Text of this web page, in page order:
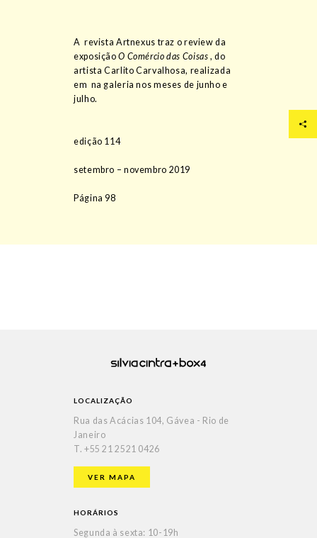
A revista Artnexus traz o review da
exposiçãoO Comércio das Coisas , do
artista Carlito Carvalhosa, realizada
em na galeria nos meses de junho e
julho.
edição 114
setembro – novembro 2019
Página 98
LOCALIZAÇÃO
Rua das Acácias 104, Gávea - Rio de
Janeiro
T. +55 21 2521 0426
VER MAPA
HORÁRIOS
Segunda à sexta: 10-19h